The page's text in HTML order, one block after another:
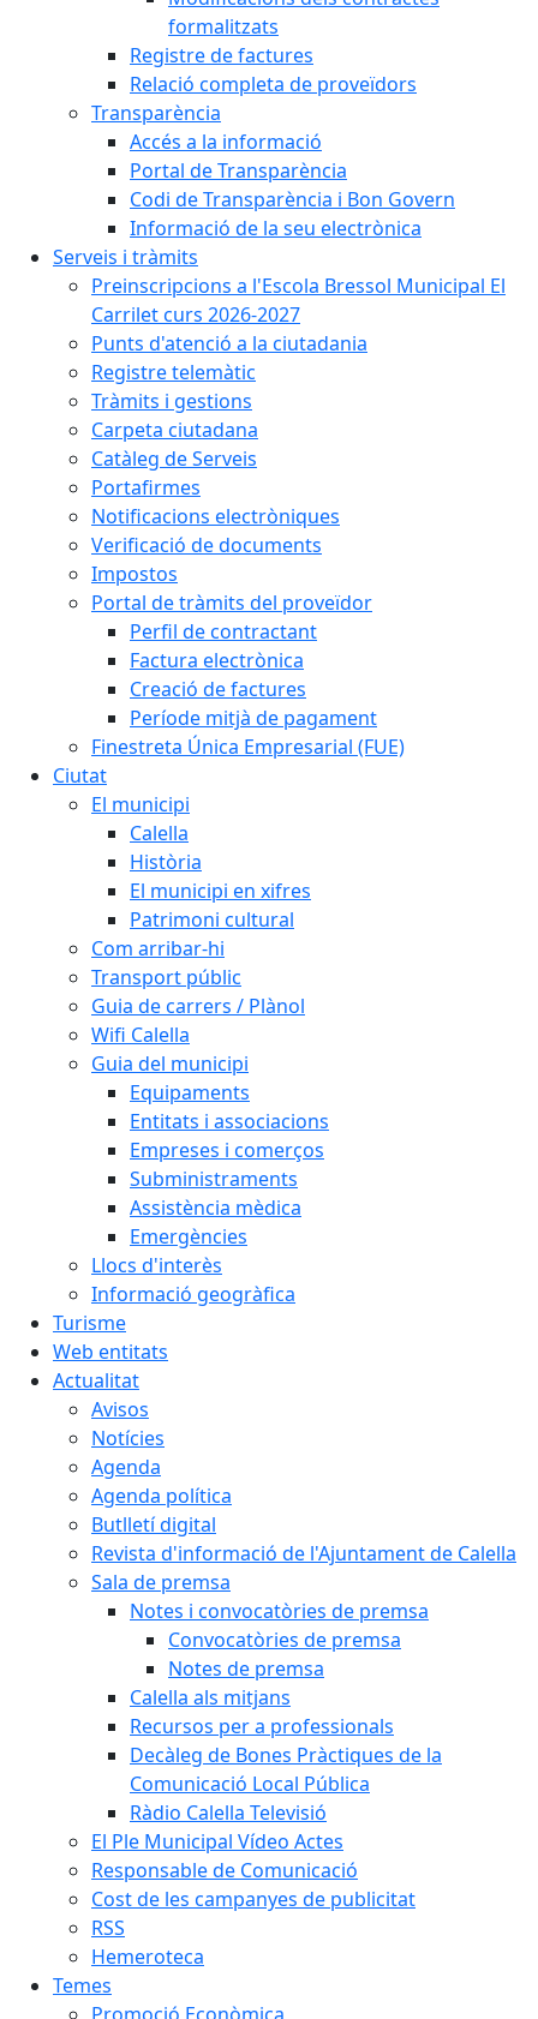
formalitzats
Registre de factures
Relació completa de proveïdors
Transparència
Accés a la informació
Portal de Transparència
Codi de Transparència i Bon Govern
Informació de la seu electrònica
Serveis i tràmits
Preinscripcions a l'Escola Bressol Municipal El
Carrilet curs 2026-2027
Punts d'atenció a la ciutadania
Registre telemàtic
Tràmits i gestions
Carpeta ciutadana
Catàleg de Serveis
Portafirmes
Notificacions electròniques
Verificació de documents
Impostos
Portal de tràmits del proveïdor
Perfil de contractant
Factura electrònica
Creació de factures
Període mitjà de pagament
Finestreta Única Empresarial (FUE)
Ciutat
El municipi
Calella
Història
El municipi en xifres
Patrimoni cultural
Com arribar-hi
Transport públic
Guia de carrers / Plànol
Wifi Calella
Guia del municipi
Equipaments
Entitats i associacions
Empreses i comerços
Subministraments
Assistència mèdica
Emergències
Llocs d'interès
Informació geogràfica
Turisme
Web entitats
Actualitat
Avisos
Notícies
Agenda
Agenda política
Butlletí digital
Revista d'informació de l'Ajuntament de Calella
Sala de premsa
Notes i convocatòries de premsa
Convocatòries de premsa
Notes de premsa
Calella als mitjans
Recursos per a professionals
Decàleg de Bones Pràctiques de la
Comunicació Local Pública
Ràdio Calella Televisió
El Ple Municipal Vídeo Actes
Responsable de Comunicació
Cost de les campanyes de publicitat
RSS
Hemeroteca
Temes